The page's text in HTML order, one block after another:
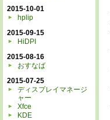
2015-10-01
hplip
2015-09-15
HiDPI
2015-08-16
おすなば
2015-07-25
ディスプレイマネージ
ャー
Xfce
KDE